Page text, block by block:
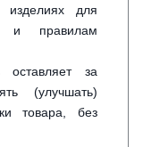
изделиях для
и правилам
оставляет за
(улучшать)
товара, без